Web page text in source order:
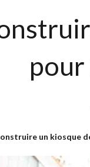
un kiosque